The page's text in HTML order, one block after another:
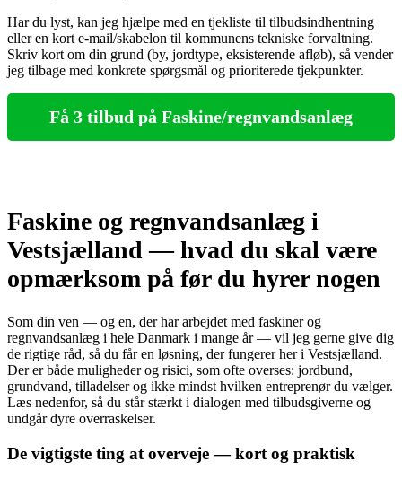
Har du lyst, kan jeg hjælpe med en tjekliste til tilbudsindhentning
eller en kort e‑mail/skabelon til kommunens tekniske forvaltning.
Skriv kort om din grund (by, jordtype, eksisterende afløb), så vender
jeg tilbage med konkrete spørgsmål og prioriterede tjekpunkter.
Få 3 tilbud på Faskine/regnvandsanlæg
Faskine og regnvandsanlæg i
Vestsjælland — hvad du skal være
opmærksom på før du hyrer nogen
Som din ven — og en, der har arbejdet med faskiner og
regnvandsanlæg i hele Danmark i mange år — vil jeg gerne give dig
de rigtige råd, så du får en løsning, der fungerer her i Vestsjælland.
Der er både muligheder og risici, som ofte overses: jordbund,
grundvand, tilladelser og ikke mindst hvilken entreprenør du vælger.
Læs nedenfor, så du står stærkt i dialogen med tilbudsgiverne og
undgår dyre overraskelser.
De vigtigste ting at overveje — kort og praktisk